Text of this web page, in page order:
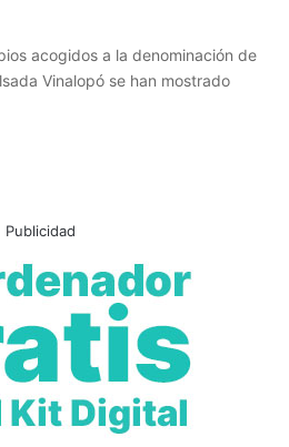
acogidos a la denominación de
Vinalopó se han mostrado
Publicidad